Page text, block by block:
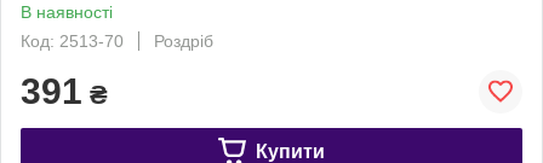
В наявності
Код: 2513-70
Роздріб
391 ₴
Купити